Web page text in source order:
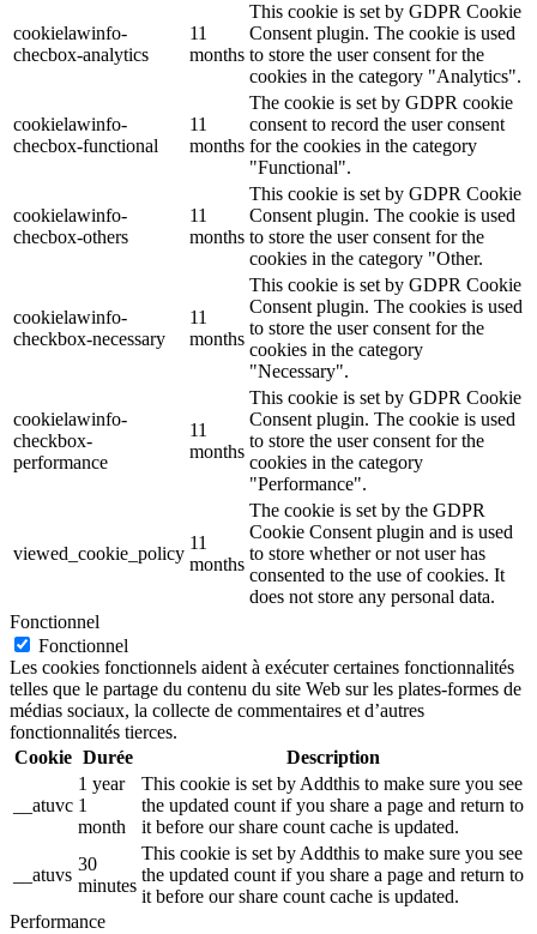
cookielawinfo-
checbox-analytics
11
months
This cookie is set by GDPR Cookie
Consent plugin. The cookie is used
to store the user consent for the
cookies in the category "Analytics".
cookielawinfo-
checbox-functional
11
months
The cookie is set by GDPR cookie
consent to record the user consent
for the cookies in the category
"Functional".
cookielawinfo-
checbox-others
11
months
This cookie is set by GDPR Cookie
Consent plugin. The cookie is used
to store the user consent for the
cookies in the category "Other.
cookielawinfo-
checkbox-necessary
11
months
This cookie is set by GDPR Cookie
Consent plugin. The cookies is used
to store the user consent for the
cookies in the category
"Necessary".
cookielawinfo-
checkbox-
performance
11
months
This cookie is set by GDPR Cookie
Consent plugin. The cookie is used
to store the user consent for the
cookies in the category
"Performance".
viewed_cookie_policy
11
months
The cookie is set by the GDPR
Cookie Consent plugin and is used
to store whether or not user has
consented to the use of cookies. It
does not store any personal data.
Fonctionnel
Fonctionnel
Les cookies fonctionnels aident à exécuter certaines fonctionnalités
telles que le partage du contenu du site Web sur les plates-formes de
médias sociaux, la collecte de commentaires et d’autres
fonctionnalités tierces.
Cookie Durée Description
__atuvc
1 year
1
month
This cookie is set by Addthis to make sure you see
the updated count if you share a page and return to
it before our share count cache is updated.
__atuvs
30
minutes
This cookie is set by Addthis to make sure you see
the updated count if you share a page and return to
it before our share count cache is updated.
Performance